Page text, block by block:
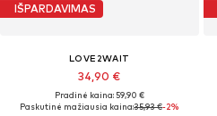
IŠPARDAVIMAS
LOVE2WAIT
34,90 €
Pradinė kaina: 59,90 €
Paskutinė mažiausia kaina:35,93 €-2%